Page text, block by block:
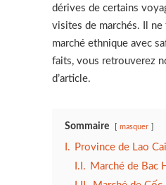
dérives de certains
visites de marchés. Il
marché ethnique avec
faits, vous retrouverez
d’article.
Sommaire masquer
I. Province de Lao Cai
I.I. Marché de Bac